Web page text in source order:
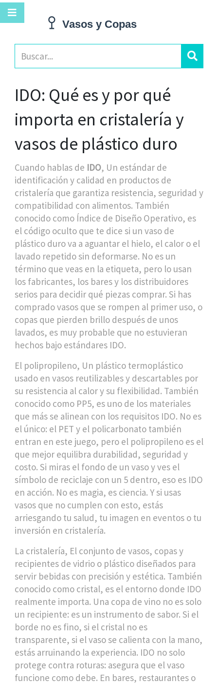
IDO: Qué es y por qué
importa en cristalería y
vasos de plástico duro
Cuando hablas de IDO, Un estándar de
identificación y calidad en productos de
cristalería que garantiza resistencia, seguridad y
compatibilidad con alimentos. También
conocido como Índice de Diseño Operativo, es
el código oculto que te dice si un vaso de
plástico duro va a aguantar el hielo, el calor o el
lavado repetido sin deformarse. No es un
término que veas en la etiqueta, pero lo usan
los fabricantes, los bares y los distribuidores
serios para decidir qué piezas comprar. Si has
comprado vasos que se rompen al primer uso, o
copas que pierden brillo después de unos
lavados, es muy probable que no estuvieran
hechos bajo estándares IDO.
El polipropileno, Un plástico termoplástico
usado en vasos reutilizables y descartables por
su resistencia al calor y su flexibilidad. También
conocido como PP5, es uno de los materiales
que más se alinean con los requisitos IDO. No es
el único: el PET y el policarbonato también
entran en este juego, pero el polipropileno es el
que mejor equilibra durabilidad, seguridad y
costo. Si miras el fondo de un vaso y ves el
símbolo de reciclaje con un 5 dentro, eso es IDO
en acción. No es magia, es ciencia. Y si usas
vasos que no cumplen con esto, estás
arriesgando tu salud, tu imagen en eventos o tu
inversión en cristalería.
La cristalería, El conjunto de vasos, copas y
recipientes de vidrio o plástico diseñados para
servir bebidas con precisión y estética. También
conocido como cristal, es el entorno donde IDO
realmente importa. Una copa de vino no es solo
un recipiente: es un instrumento de sabor. Si el
borde no es fino, si el cristal no es
transparente, si el vaso se calienta con la mano,
estás arruinando la experiencia. IDO no solo
protege contra roturas: asegura que el vaso
funcione como debe. En bares, restaurantes o